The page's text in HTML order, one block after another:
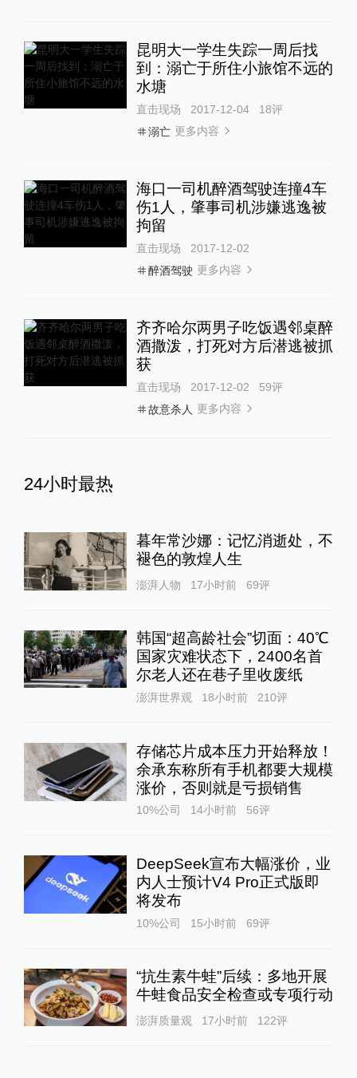
昆明大一学生失踪一周后找
到：溺亡于所住小旅馆不远的
水塘
直击现场 2017-12-04 18评
溺亡 更多内容
海口一司机醉酒驾驶连撞4车
伤1人，肇事司机涉嫌逃逸被
拘留
直击现场
2017-12-02
醉酒驾驶 更多内容
齐齐哈尔两男子吃饭遇邻桌醉
酒撒泼，打死对方后潜逃被抓
获
直击现场 2017-12-02 59评
故意杀人 更多内容
24小时最热
暮年常沙娜：记忆消逝处，不
褪色的敦煌人生
澎湃人物 17小时前 69评
韩国“超高龄社会”切面：40℃
国家灾难状态下，2400名首
尔老人还在巷子里收废纸
澎湃世界观 18小时前 210评
存储芯片成本压力开始释放！
余承东称所有手机都要大规模
涨价，否则就是亏损销售
10%公司 14小时前 56评
DeepSeek宣布大幅涨价，业
内人士预计V4 Pro正式版即
将发布
10%公司 15小时前 69评
“抗生素牛蛙”后续：多地开展
牛蛙食品安全检查或专项行动
澎湃质量观 17小时前 122评